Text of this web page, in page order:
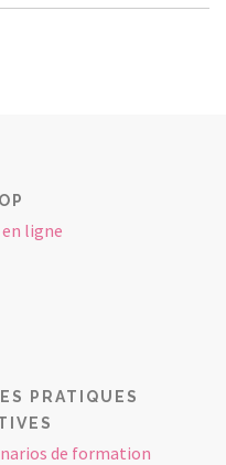
ligne
PRATIQUES
de formation